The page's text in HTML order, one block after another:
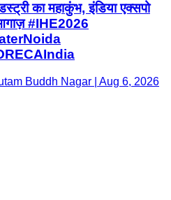
का महाकुंभ, इंडिया एक्सपो
#IHE2026
Buddh Nagar | Aug 6, 2026